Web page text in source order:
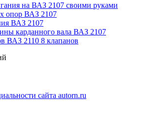
на ВАЗ 2107 своими руками
опор ВАЗ 2107
ВАЗ 2107
карданного вала ВАЗ 2107
ВАЗ 2110 8 клапанов
сайта autorn.ru